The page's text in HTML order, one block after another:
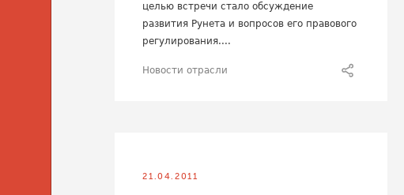
целью встречи стало обсуждение
развития Рунета и вопросов его правового
регулирования....
Новости отрасли
21.04.2011